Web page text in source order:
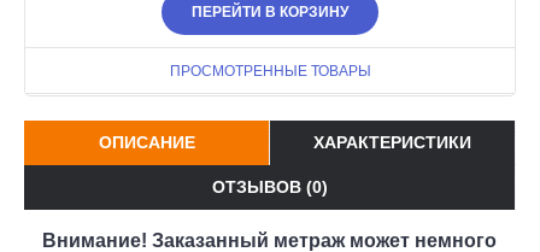
ПЕРЕЙТИ В КОРЗИНУ
ПРОСМОТРЕННЫЕ ТОВАРЫ
ОПИСАНИЕ ХАРАКТЕРИСТИКИ
ОТЗЫВОВ (0)
Внимание! Заказанный метраж может немного